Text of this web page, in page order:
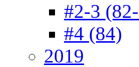
#2-3
#4 (84)
2019